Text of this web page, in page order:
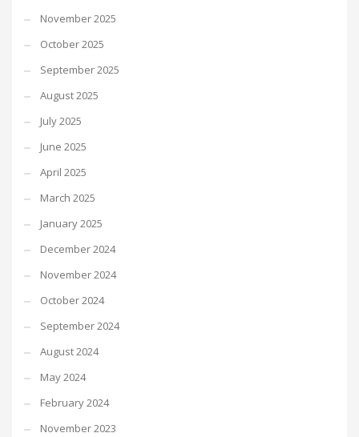
November 2025
October 2025
September 2025
August 2025
July 2025
June 2025
April 2025
March 2025
January 2025
December 2024
November 2024
October 2024
September 2024
August 2024
May 2024
February 2024
November 2023